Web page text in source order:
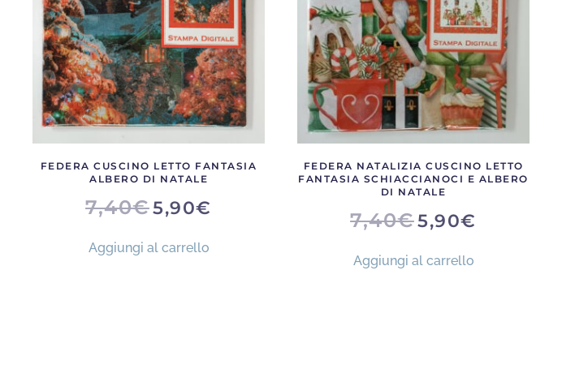
nella
pagina
del
prodotto
nella
pagina
del
prodotto
FEDERA CUSCINO LETTO FANTASIA
ALBERO DI NATALE
7,40€ IL
PREZZO
7,40€.
5,90€
Aggiungi al carrello
FEDERA NATALIZIA CUSCINO LETTO
FANTASIA SCHIACCIANOCI E ALBERO
DI NATALE
7,40€ IL
PREZZO
7,40€.
5,90€
Aggiungi al carrello